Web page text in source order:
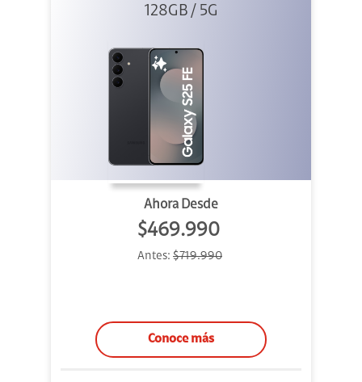
128GB / 5G
Ahora Desde
$469.990
Antes: $719.990
Conoce más